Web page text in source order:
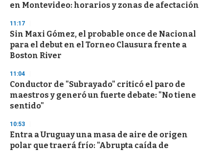
en Montevideo: horarios y zonas de afectación
11:17
Sin Maxi Gómez, el probable once de Nacional
para el debut en el Torneo Clausura frente a
Boston River
11:04
Conductor de "Subrayado" criticó el paro de
maestros y generó un fuerte debate: "No tiene
sentido"
10:53
Entra a Uruguay una masa de aire de origen
polar que traerá frío: "Abrupta caída de